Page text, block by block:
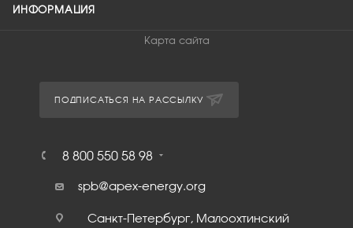
ИНФОРМАЦИЯ
Карта сайта
ПОДПИСАТЬСЯ НА РАССЫЛКУ
8 800 550 58 98
spb@apex-energy.org
Санкт-Петербург, Малоохтинский